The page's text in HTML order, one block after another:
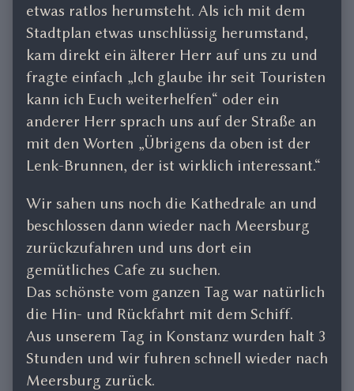
etwas ratlos herumsteht. Als ich mit dem
Stadtplan etwas unschlüssig herumstand,
kam direkt ein älterer Herr auf uns zu und
fragte einfach „Ich glaube ihr seit Touristen
kann ich Euch weiterhelfen“ oder ein
anderer Herr sprach uns auf der Straße an
mit den Worten „Übrigens da oben ist der
Lenk-Brunnen, der ist wirklich interessant.“
Wir sahen uns noch die Kathedrale an und
beschlossen dann wieder nach Meersburg
zurückzufahren und uns dort ein
gemütliches Cafe zu suchen.
Das schönste vom ganzen Tag war natürlich
die Hin- und Rückfahrt mit dem Schiff.
Aus unserem Tag in Konstanz wurden halt 3
Stunden und wir fuhren schnell wieder nach
Meersburg zurück.